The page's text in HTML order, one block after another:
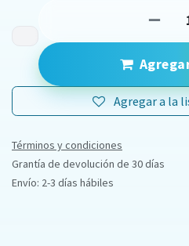
Agregar a la
Términos y condiciones
Grantía de devolución de 30 días
Envío: 2-3 días hábiles